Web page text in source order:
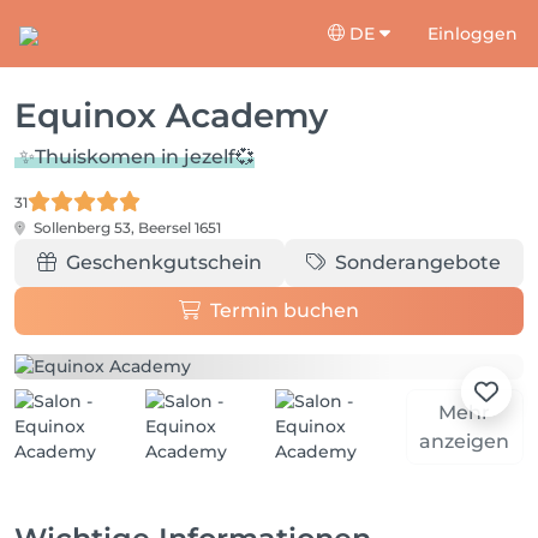
DE Einloggen
Equinox Academy
✨Thuiskomen in jezelf💞
31
Sollenberg 53, Beersel 1651
Geschenkgutschein Sonderangebote
Termin buchen
Mehr
anzeigen